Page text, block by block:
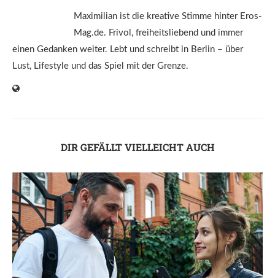
Maximilian ist die kreative Stimme hinter Eros-
Mag.de. Frivol, freiheitsliebend und immer
einen Gedanken weiter. Lebt und schreibt in Berlin – über
Lust, Lifestyle und das Spiel mit der Grenze.
DIR GEFÄLLT VIELLEICHT AUCH